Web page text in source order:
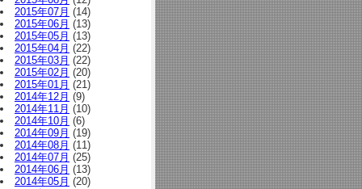
2015年07月 (14)
2015年06月 (13)
2015年05月 (13)
2015年04月 (22)
2015年03月 (22)
2015年02月 (20)
2015年01月 (21)
2014年12月 (9)
2014年11月 (10)
2014年10月 (6)
2014年09月 (19)
2014年08月 (11)
2014年07月 (25)
2014年06月 (13)
2014年05月 (20)